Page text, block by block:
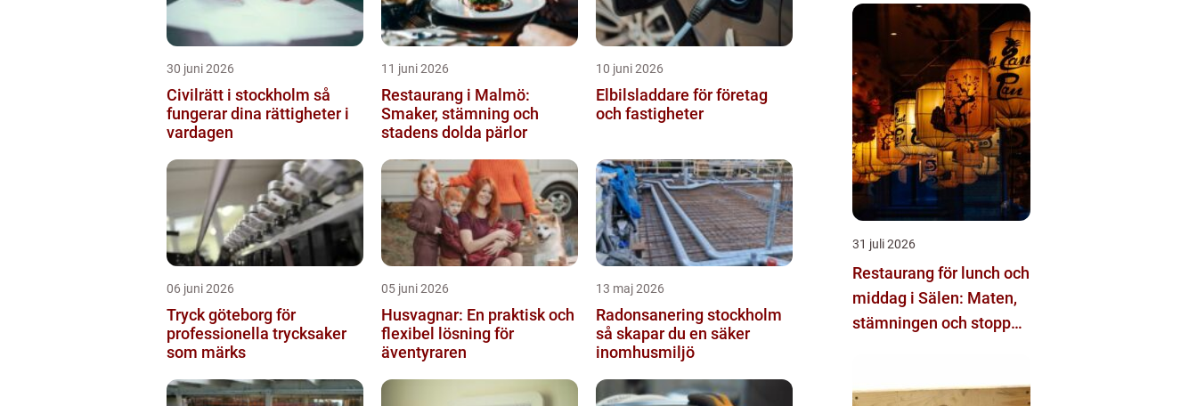
30 juni 2026
Civilrätt i stockholm så
fungerar dina rättigheter i
vardagen
11 juni 2026
Restaurang i Malmö:
Smaker, stämning och
stadens dolda pärlor
10 juni 2026
Elbilsladdare för företag
och fastigheter
06 juni 2026
Tryck göteborg för
professionella trycksaker
som märks
05 juni 2026
Husvagnar: En praktisk och
flexibel lösning för
äventyraren
13 maj 2026
Radonsanering stockholm
så skapar du en säker
inomhusmiljö
31 juli 2026
Restaurang för lunch och
middag i Sälen: Maten,
stämningen och stoppen